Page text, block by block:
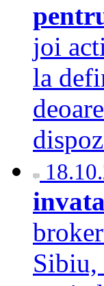
joi
la
Sibiu,